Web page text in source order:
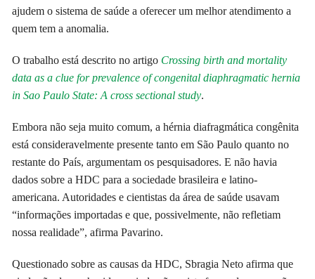
ajudem o sistema de saúde a oferecer um melhor atendimento a
quem tem a anomalia.
O trabalho está descrito no artigo Crossing birth and mortality
data as a clue for prevalence of congenital diaphragmatic hernia
in Sao Paulo State: A cross sectional study.
Embora não seja muito comum, a hérnia diafragmática congênita
está consideravelmente presente tanto em São Paulo quanto no
restante do País, argumentam os pesquisadores. E não havia
dados sobre a HDC para a sociedade brasileira e latino-
americana. Autoridades e cientistas da área de saúde usavam
“informações importadas e que, possivelmente, não refletiam
nossa realidade”, afirma Pavarino.
Questionado sobre as causas da HDC, Sbragia Neto afirma que